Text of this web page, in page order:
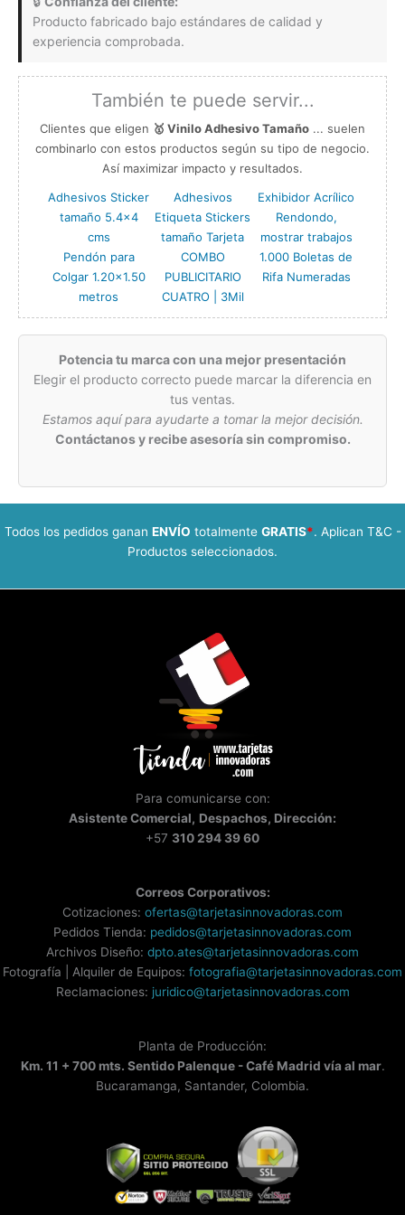
Producto fabricado bajo estándares de calidad y
experiencia comprobada.
También te puede servir...
Clientes que eligen 🥇 Vinilo Adhesivo Tamaño ... suelen
combinarlo con estos productos según su tipo de negocio.
Así maximizar impacto y resultados.
Adhesivos Sticker
tamaño 5.4×4
cms
Adhesivos
Etiqueta Stickers
tamaño Tarjeta
Exhibidor Acrílico
Rendondo,
mostrar trabajos
Pendón para
Colgar 1.20×1.50
metros
COMBO
PUBLICITARIO
CUATRO | 3Mil
1.000 Boletas de
Rifa Numeradas
Potencia tu marca con una mejor presentación
Elegir el producto correcto puede marcar la diferencia en
tus ventas.
Estamos aquí para ayudarte a tomar la mejor decisión.
Contáctanos y recibe asesoría sin compromiso.
Todos los pedidos ganan ENVÍO totalmente GRATIS*. Aplican T&C -
Productos seleccionados.
Para comunicarse con:
AsistenteComercial, Despachos, Dirección:
+57 310 294 39 60
Correos Corporativos:
Cotizaciones: ofertas@tarjetasinnovadoras.com
Pedidos Tienda: pedidos@tarjetasinnovadoras.com
Archivos Diseño: dpto.ates@tarjetasinnovadoras.com
Fotografía | Alquiler de Equipos: fotografia@tarjetasinnovadoras.com
Reclamaciones: juridico@tarjetasinnovadoras.com
Planta de Producción:
Km. 11 + 700 mts. Sentido Palenque - Café Madrid vía al mar.
Bucaramanga, Santander, Colombia.